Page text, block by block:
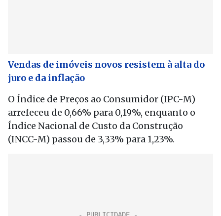
Vendas de imóveis novos resistem à alta do
juro e da inflação
O Índice de Preços ao Consumidor (IPC-M)
arrefeceu de 0,66% para 0,19%, enquanto o
Índice Nacional de Custo da Construção
(INCC-M) passou de 3,33% para 1,23%.